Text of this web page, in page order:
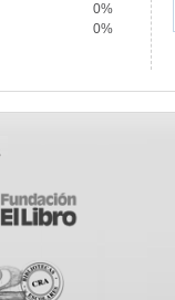
0%
0%